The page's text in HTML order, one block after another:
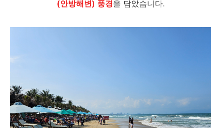
(안방해변) 풍경을 담았습니다.